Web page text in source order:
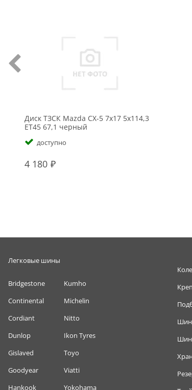
Диск ТЗСК Mazda CX-5 7x17 5x114,3
ET45 67,1 черный
доступно
4 180
Легковые шины
Bridgestone
Continental
Cordiant
Dunlop
Gislaved
Goodyear
Hankook
Kumho
Michelin
Nitto
Ikon Tyres
Toyo
Viatti
Yokohama